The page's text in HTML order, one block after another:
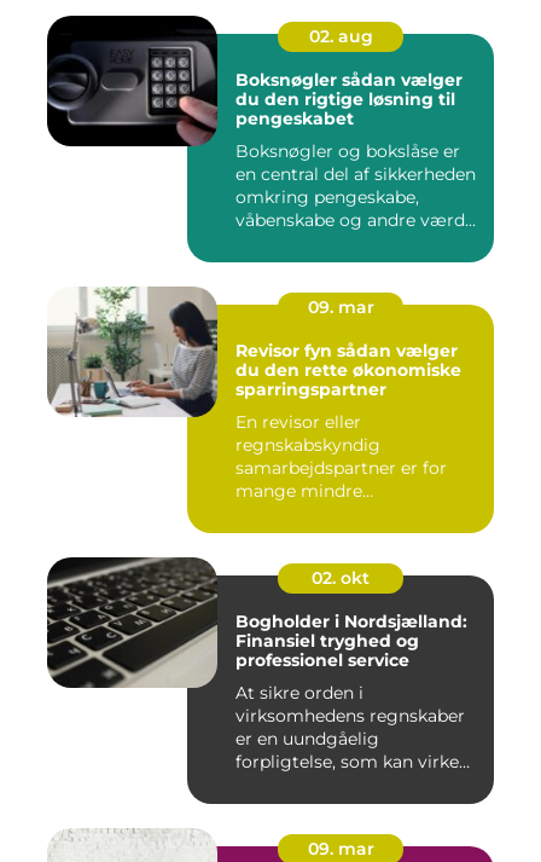
02. aug
Boksnøgler sådan vælger
du den rigtige løsning til
pengeskabet
Boksnøgler og bokslåse er
en central del af sikkerheden
omkring pengeskabe,
våbenskabe og andre værd...
09. mar
Revisor fyn sådan vælger
du den rette økonomiske
sparringspartner
En revisor eller
regnskabskyndig
samarbejdspartner er for
mange mindre
ro...
02. okt
Bogholder i Nordsjælland:
Finansiel tryghed og
professionel service
At sikre orden i
virksomhedens regnskaber
er en uundgåelig
forpligtelse, som kan virke
09. mar